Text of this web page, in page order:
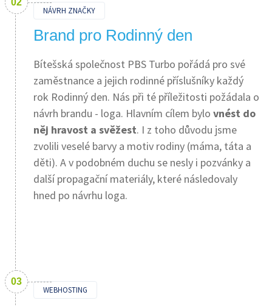
NÁVRH ZNAČKY
Brand pro Rodinný den
Bítešská společnost PBS Turbo pořádá pro své
zaměstnance a jejich rodinné příslušníky každý
rok Rodinný den. Nás při té příležitosti požádala o
návrh brandu - loga. Hlavním cílem bylo vnést do
něj hravost a svěžest. I z toho důvodu jsme
zvolili veselé barvy a motiv rodiny (máma, táta a
děti). A v podobném duchu se nesly i pozvánky a
další propagační materiály, které následovaly
hned po návrhu loga.
WEBHOSTING